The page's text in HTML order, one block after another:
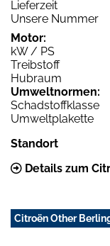
Lieferzeit
Unsere Nummer
Motor:
kW / PS
Treibstoff
Hubraum
Umweltnormen:
Schadstoffklasse
Umweltplakette
Standort
Details zum
Citroën Other